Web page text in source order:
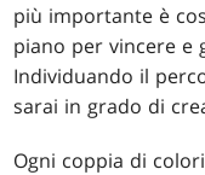
più importante è
piano per vincere e
Individuando il
sarai in grado di
Ogni coppia di